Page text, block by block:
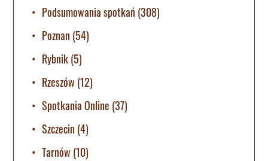
Podsumowania spotkań (308)
Poznan (54)
Rybnik(5)
Rzeszów (12)
Spotkania Online (37)
Szczecin (4)
Tarnów (10)